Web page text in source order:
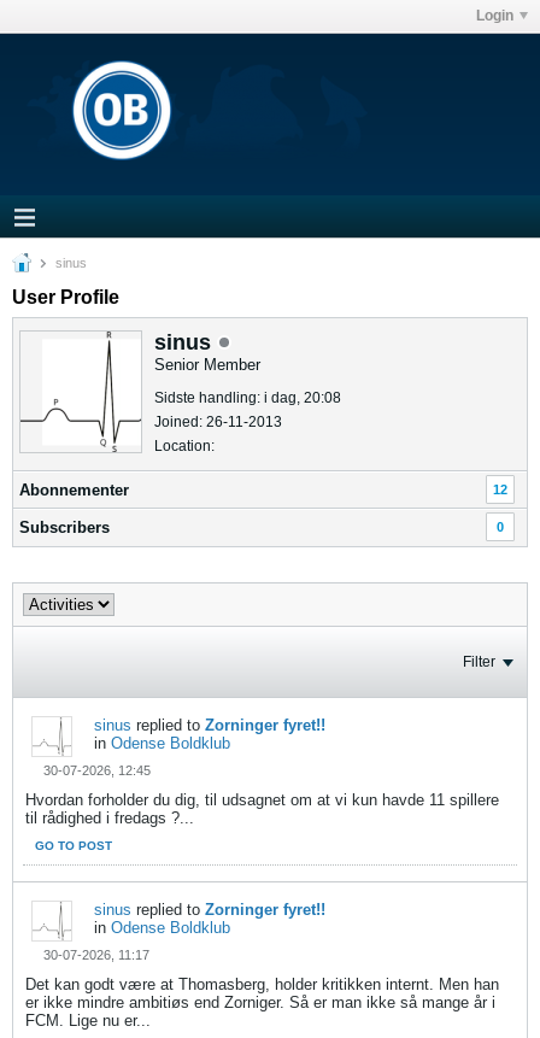
Login
sinus
User Profile
sinus
Senior Member
Sidste handling: i dag, 20:08
Joined: 26-11-2013
Location:
Abonnementer 12
Subscribers 0
Filter
sinus replied to Zorninger fyret!!
in Odense Boldklub
30-07-2026, 12:45
Hvordan forholder du dig, til udsagnet om at vi kun havde 11 spillere
til rådighed i fredags ?...
GO TO POST
sinus replied to Zorninger fyret!!
in Odense Boldklub
30-07-2026, 11:17
Det kan godt være at Thomasberg, holder kritikken internt. Men han
er ikke mindre ambitiøs end Zorniger. Så er man ikke så mange år i
FCM. Lige nu er...